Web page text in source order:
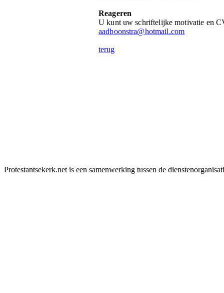
Reageren
U kunt uw schriftelijke motivatie en
aadboonstra@hotmail.com
terug
Protestantsekerk.net is een samenwerking tussen de